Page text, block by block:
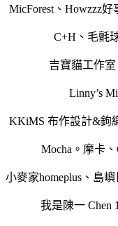
MicForest 、 Howzzz好
C+H 、 毛氈
吉寶貓工作室
Linny’s
KKiMS 布作設計&鉤
Mocha。摩卡 、
小麥家homeplus、 島嶼
我是陳一 Chen 1